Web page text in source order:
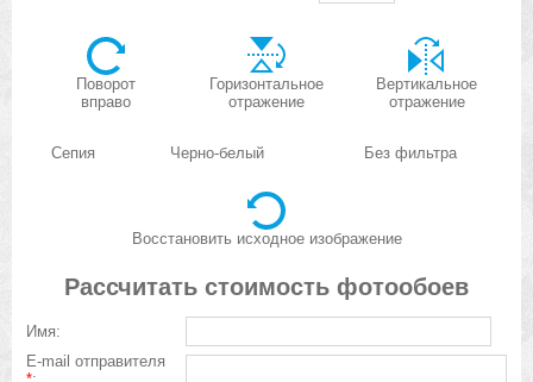
Поворот
вправо
Горизонтальное
отражение
Вертикальное
отражение
Сепия Черно-белый Без фильтра
Восстановить исходное изображение
Рассчитать стоимость фотообоев
Имя:
E-mail отправителя